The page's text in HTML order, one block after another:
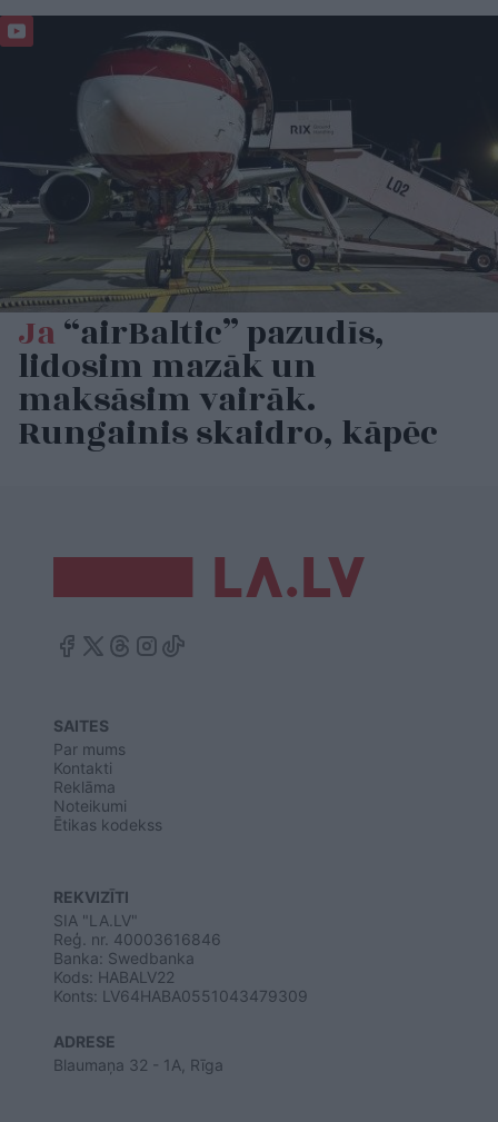
Ja“airBaltic” pazudīs,
lidosim mazāk un
maksāsim vairāk.
Rungainis skaidro, kāpēc
SAITES
Par mums
Kontakti
Reklāma
Noteikumi
Ētikas kodekss
REKVIZĪTI
SIA "LA.LV"
Reģ. nr. 40003616846
Banka: Swedbanka
Kods: HABALV22
Konts: LV64HABA0551043479309
ADRESE
Blaumaņa 32 - 1A, Rīga